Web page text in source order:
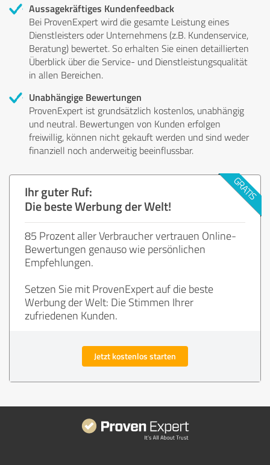
Aussagekräftiges Kundenfeedback
Bei ProvenExpert wird die gesamte Leistung eines
Dienstleisters oder Unternehmens (z.B. Kundenservice,
Beratung) bewertet. So erhalten Sie einen detaillierten
Überblick über die Service- und Dienstleistungsqualität
in allen Bereichen.
Unabhängige Bewertungen
ProvenExpert ist grundsätzlich kostenlos, unabhängig
und neutral. Bewertungen von Kunden erfolgen
freiwillig, können nicht gekauft werden und sind weder
finanziell noch anderweitig beeinflussbar.
Ihr guter Ruf:
Die beste Werbung der Welt!
85 Prozent aller Verbraucher vertrauen Online-
Bewertungen genauso wie persönlichen
Empfehlungen.
Setzen Sie mit ProvenExpert auf die beste
Werbung der Welt: Die Stimmen Ihrer
zufriedenen Kunden.
Jetzt kostenlos starten